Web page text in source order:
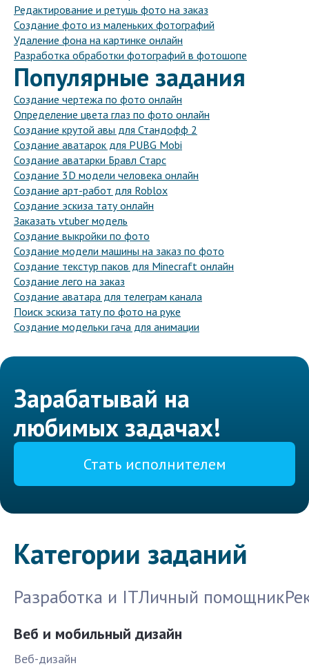
Редактирование и ретушь фото на заказ
Создание фото из маленьких фотографий
Удаление фона на картинке онлайн
Разработка обработки фотографий в фотошопе
Популярные задания
Создание чертежа по фото онлайн
Определение цвета глаз по фото онлайн
Создание крутой авы для Стандофф 2
Создание аватарок для PUBG Mobi
Создание аватарки Бравл Старс
Создание 3D модели человека онлайн
Создание арт-работ для Roblox
Создание эскиза тату онлайн
Заказать vtuber модель
Создание выкройки по фото
Создание модели машины на заказ по фото
Создание текстур паков для Minecraft онлайн
Создание лего на заказ
Создание аватара для телеграм канала
Поиск эскиза тату по фото на руке
Создание модельки гача для анимации
Зарабатывай на
любимых задачах!
Стать исполнителем
Категории заданий
Разработка и ITЛичный помощник
Веб и мобильный дизайн
Веб-дизайн